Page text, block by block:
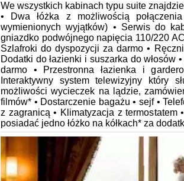
We wszystkich kabinach typu suite
• Dwa łóżka z możliwością
wymienionych wyjątków) • Serwis do
gniazdko podwójnego napięcia 110/220
Szlafroki do dyspozycji za darmo •
Dodatki do łazienki i suszarka do włosów
darmo • Przestronna łazienka i
Interaktywny system telewizyjny który
możliwości wycieczek na lądzie,
filmów* • Dostarczenie bagażu • sejf •
z zagranicą • Klimatyzacja z termostatem
posiadać jedno łóżko na kółkach* za